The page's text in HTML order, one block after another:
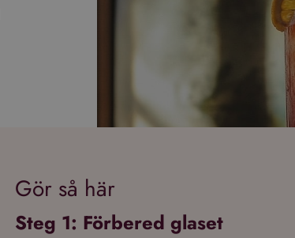
Gör så här
Steg 1: Förbered glaset